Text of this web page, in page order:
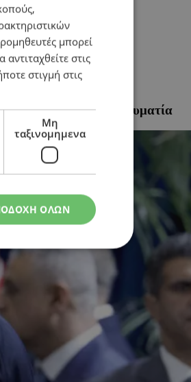
με Έλληνα τραυματία
μπορεί
στις
στιγμή στις
Μη
ταξινομημενα
ΟΛΩΝ